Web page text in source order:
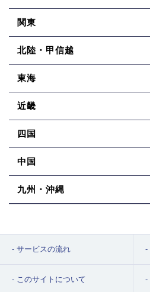
関東
北陸・甲信越
東海
近畿
四国
中国
九州・沖縄
サービスの流れ
このサイトについて